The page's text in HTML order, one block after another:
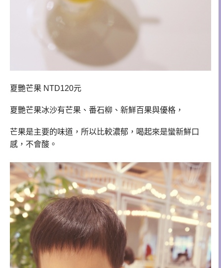
夏艷芒果 NTD120元
夏艷芒果冰沙有芒果、番石柳、新鮮百果與優格，
芒果是主要的味道，所以比較濃郁，喝起來是蠻新鮮口
感， 不會酸。